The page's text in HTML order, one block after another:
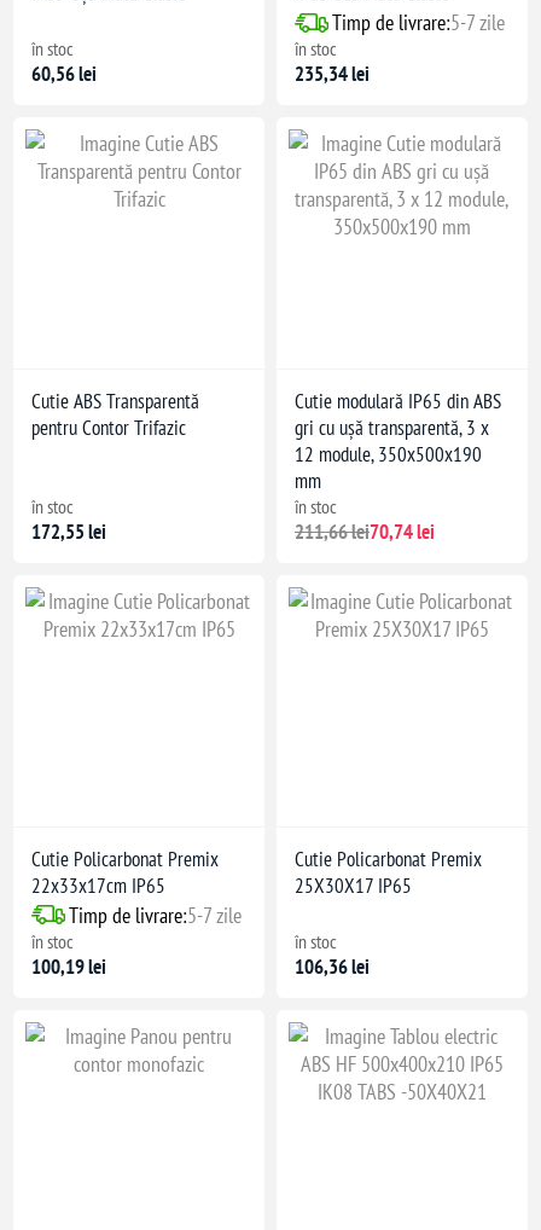
în stoc
60,56 lei
Timp de livrare:5-7 zile
în stoc
235,34 lei
Cutie ABS Transparentă
pentru Contor Trifazic
în stoc
172,55 lei
Cutie modulară IP65 din ABS
gri cu ușă transparentă, 3 x
12 module, 350x500x190
mm
în stoc
211,66 lei70,74 lei
Cutie Policarbonat Premix
22x33x17cm IP65
Timp de livrare:5-7 zile
în stoc
100,19 lei
Cutie Policarbonat Premix
25X30X17 IP65
în stoc
106,36 lei